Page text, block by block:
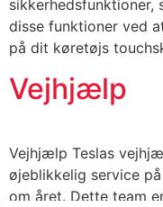
sikkerhedsfunktioner,
disse funktioner ved
på dit køretøjs
Vejhjælp
Vejhjælp Teslas
øjeblikkelig service
om året. Dette team